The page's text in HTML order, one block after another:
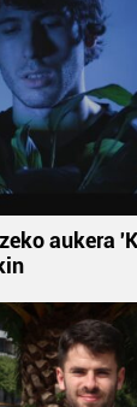
aukera